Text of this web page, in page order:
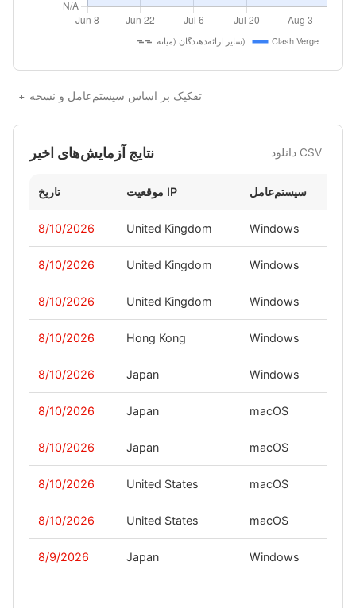
تفکیک بر اساس سیستم‌عامل و نسخه
نتایج آزمایش‌های اخیر دانلود CSV
تاریخ موقعیت IP سیستم‌عامل
8/10/2026 United Kingdom Windows
8/10/2026 United Kingdom Windows
8/10/2026 United Kingdom Windows
8/10/2026 Hong Kong Windows
8/10/2026 Japan Windows
8/10/2026 Japan macOS
8/10/2026 Japan macOS
8/10/2026 United States macOS
8/10/2026 United States macOS
8/9/2026 Japan Windows